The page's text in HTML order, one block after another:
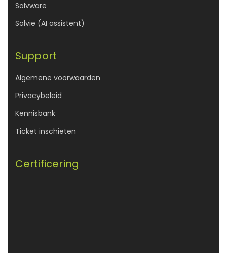
Solvware
Solvie (AI assistent)
Support
Algemene voorwaarden
Privacybeleid
Kennisbank
Ticket inschieten
Certificering